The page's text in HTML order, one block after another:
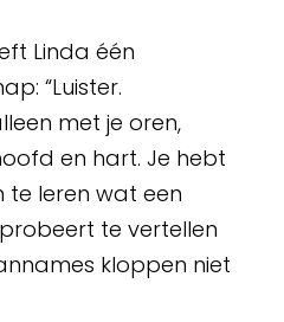
Linda één
“Luister.
met je oren,
en hart. Je hebt
leren wat een
te vertellen
kloppen niet